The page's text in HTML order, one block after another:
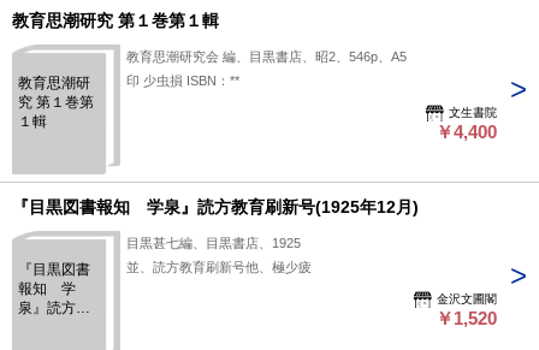
教育思潮研究 第１巻第１輯
教育思潮研
究 第１巻第
１輯
教育思潮研究会 編、目黒書店、昭2、546p、A5
印 少虫損 ISBN：**
文生書院
￥4,400
『目黒図書報知 学泉』読方教育刷新号(1925年12月)
『目黒図書
報知 学
泉』読方教
目黒甚七編、目黒書店、1925
並、読方教育刷新号他、極少疲
金沢文圃閣
￥1,520